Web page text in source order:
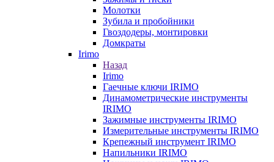
Молотки
Зубила и пробойники
Гвоздодеры, монтировки
Домкраты
Irimo
Назад
Irimo
Гаечные ключи IRIMO
Динамометрические инструменты
IRIMO
Зажимные инструменты IRIMO
Измерительные инструменты IRIMO
Крепежный инструмент IRIMO
Напильники IRIMO